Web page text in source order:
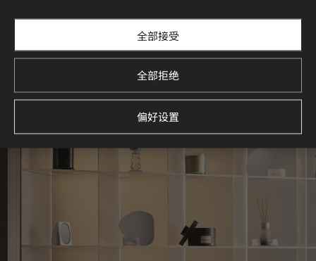
全部接受
全部拒绝
偏好设置